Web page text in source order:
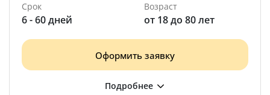
Срок
6 - 60 дней
Возраст
от 18 до 80 лет
Оформить заявку